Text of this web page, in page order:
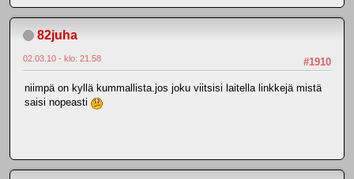
82juha
#1910
02.03.10 - klo: 21.58
niimpä on kyllä kummallista.jos joku viitsisi laitella linkkejä mistä
saisi nopeasti